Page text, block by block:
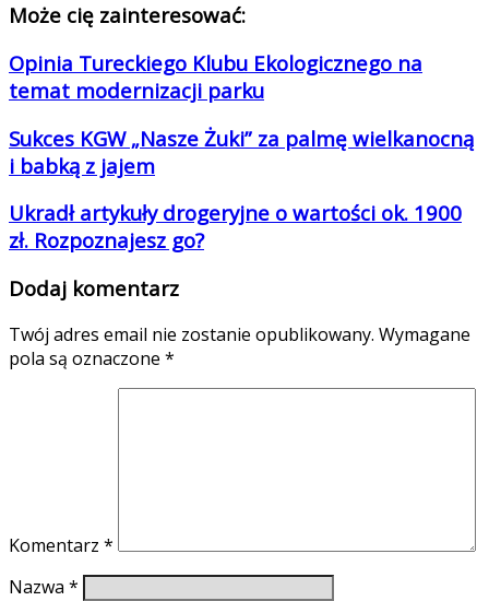
Może cię zainteresować:
Opinia Tureckiego Klubu Ekologicznego na
temat modernizacji parku
Sukces KGW „Nasze Żuki” za palmę wielkanocną
i babką z jajem
Ukradł artykuły drogeryjne o wartości ok. 1900
zł. Rozpoznajesz go?
Dodaj komentarz
Twój adres email nie zostanie opublikowany. Wymagane
pola są oznaczone *
Komentarz *
Nazwa *